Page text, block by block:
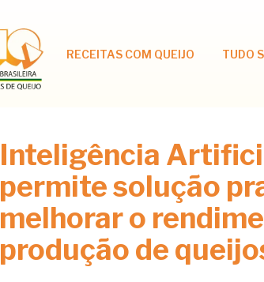
RECEITAS COM QUEIJO TUDO
Inteligência
permite solução
melhorar o
produção de